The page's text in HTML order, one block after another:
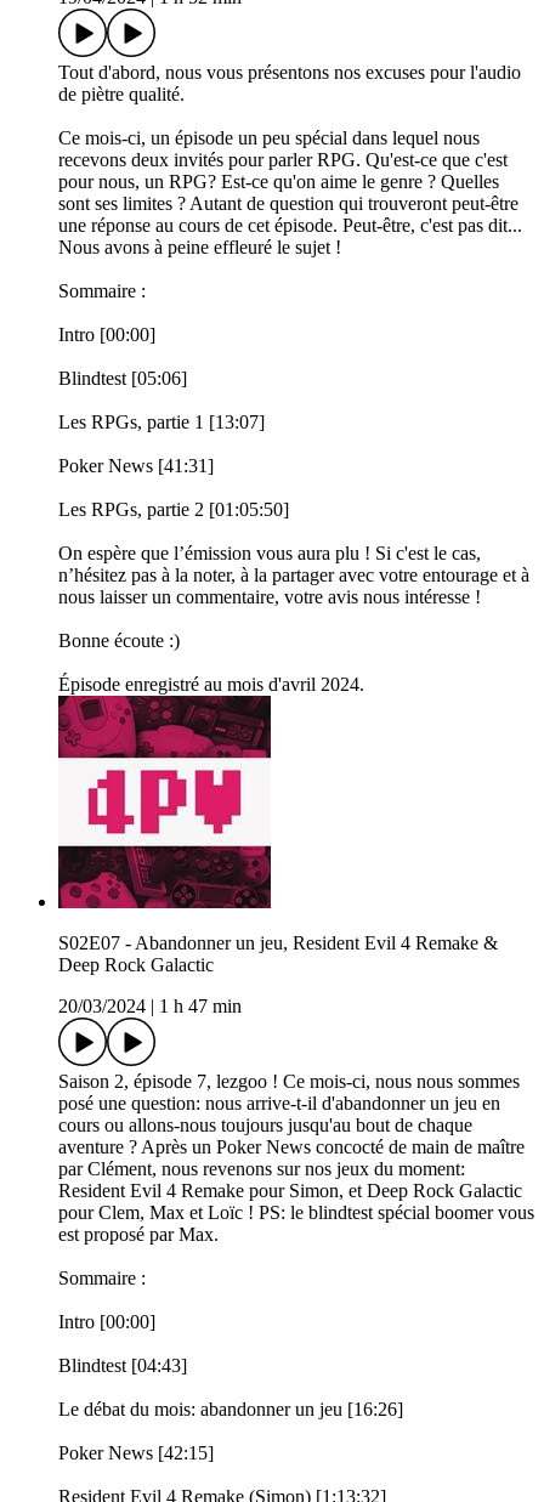
Tout d'abord, nous vous présentons nos excuses pour l'audio
de piètre qualité.
Ce mois-ci, un épisode un peu spécial dans lequel nous
recevons deux invités pour parler RPG. Qu'est-ce que c'est
pour nous, un RPG? Est-ce qu'on aime le genre ? Quelles
sont ses limites ? Autant de question qui trouveront peut-être
une réponse au cours de cet épisode. Peut-être, c'est pas dit...
Nous avons à peine effleuré le sujet !
Sommaire :
Intro [00:00]
Blindtest [05:06]
Les RPGs, partie 1 [13:07]
Poker News [41:31]
Les RPGs, partie 2 [01:05:50]
On espère que l’émission vous aura plu ! Si c'est le cas,
n’hésitez pas à la noter, à la partager avec votre entourage et à
nous laisser un commentaire, votre avis nous intéresse !
Bonne écoute :)
Épisode enregistré au mois d'avril 2024.
S02E07 - Abandonner un jeu, Resident Evil 4 Remake &
Deep Rock Galactic
20/03/2024
1 h 47 min
Saison 2, épisode 7, lezgoo ! Ce mois-ci, nous nous sommes
posé une question: nous arrive-t-il d'abandonner un jeu en
cours ou allons-nous toujours jusqu'au bout de chaque
aventure ? Après un Poker News concocté de main de maître
par Clément, nous revenons sur nos jeux du moment:
Resident Evil 4 Remake pour Simon, et Deep Rock Galactic
pour Clem, Max et Loïc ! PS: le blindtest spécial boomer vous
est proposé par Max.
Sommaire :
Intro [00:00]
Blindtest [04:43]
Le débat du mois: abandonner un jeu [16:26]
Poker News [42:15]
Resident Evil 4 Remake (Simon) [1:13:32]